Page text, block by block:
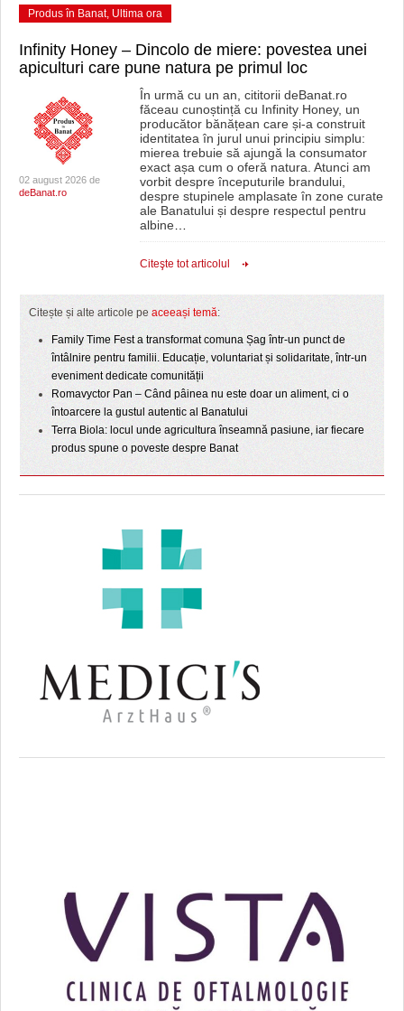
Produs în Banat, Ultima ora
Infinity Honey – Dincolo de miere: povestea unei
apiculturi care pune natura pe primul loc
02 august 2026 de
deBanat.ro
În urmă cu un an, cititorii deBanat.ro
făceau cunoștință cu Infinity Honey, un
producător bănățean care și-a construit
identitatea în jurul unui principiu simplu:
mierea trebuie să ajungă la consumator
exact așa cum o oferă natura. Atunci am
vorbit despre începuturile brandului,
despre stupinele amplasate în zone curate
ale Banatului și despre respectul pentru
albine…
Citeşte tot articolul
Citește și alte articole pe aceeași temă:
Family Time Fest a transformat comuna Șag într-un punct de
întâlnire pentru familii. Educație, voluntariat și solidaritate, într-un
eveniment dedicate comunității
Romavyctor Pan – Când pâinea nu este doar un aliment, ci o
întoarcere la gustul autentic al Banatului
Terra Biola: locul unde agricultura înseamnă pasiune, iar fiecare
produs spune o poveste despre Banat